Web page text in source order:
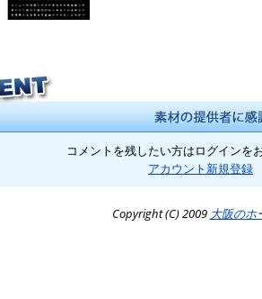
コメントを残したい方はログインを
アカウント新規登録
Copyright (C) 2009 大阪のホ